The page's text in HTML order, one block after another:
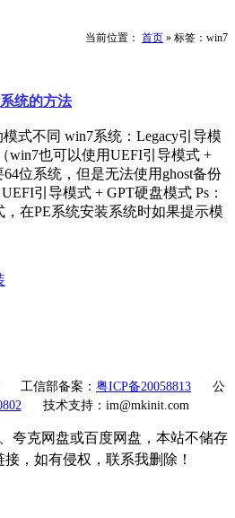
当前位置： 首页 » 标签：win7
统的方法
式不同 win7系统：Legacy引导模
win7也可以使用UEFI引导模式 +
位系统，但是无法使用ghost备份
引导模式 + GPT硬盘模式 Ps：
在PE系统安装系统时如果提示模
工信部备案： 粤ICP备20058813
公
技术支持：im@mkinit.com
夸克网盘或百度网盘，本站不储存
，如有侵权，联系我删除！